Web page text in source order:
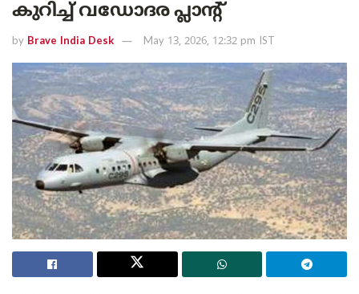
കുറിച്ച് വഡോദര പ്ലാന്റ്
by Brave India Desk May 13, 2026, 12:32 pm IST